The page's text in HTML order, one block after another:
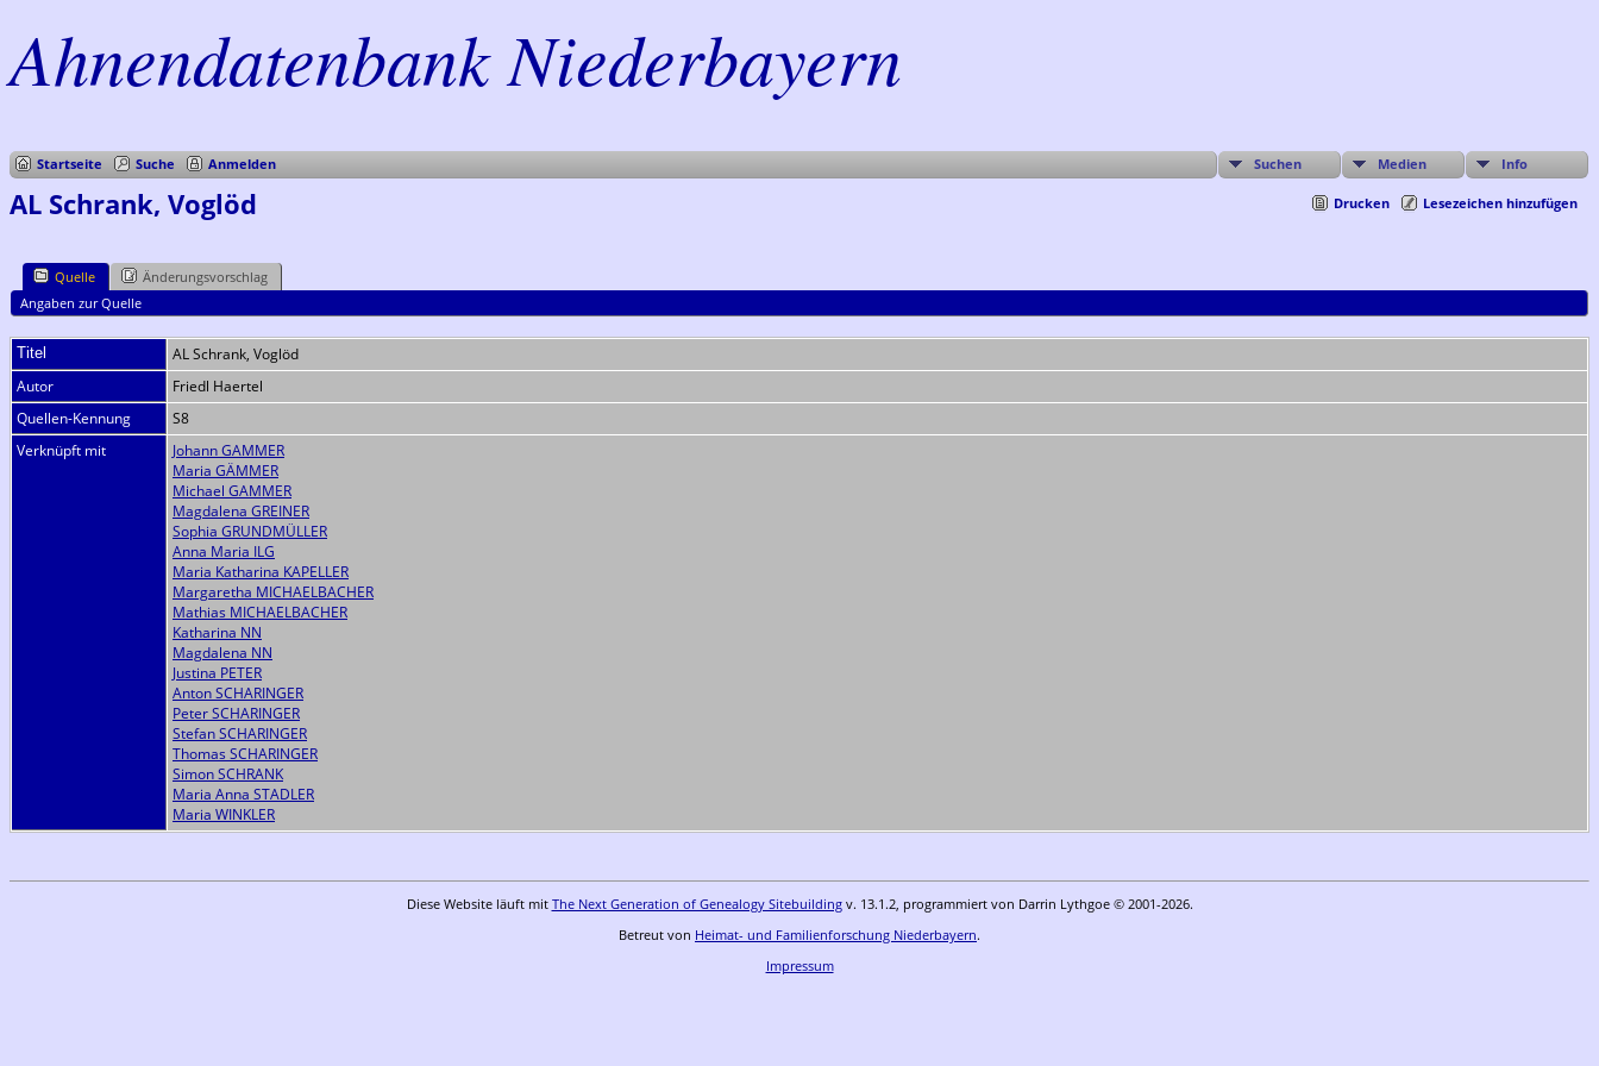
Ahnendatenbank Niederbayern
Startseite Suche Anmelden Suchen Medien Info
Drucken Lesezeichen hinzufügen
AL Schrank, Voglöd
Quelle
Änderungsvorschlag
Angaben zur Quelle
Titel
AL Schrank, Voglöd
Autor
Friedl Haertel
Quellen-Kennung
S8
Verknüpft mit
Johann GAMMER
Maria GÄMMER
Michael GAMMER
Magdalena GREINER
Sophia GRUNDMÜLLER
Anna Maria ILG
Maria Katharina KAPELLER
Margaretha MICHAELBACHER
Mathias MICHAELBACHER
Katharina NN
Magdalena NN
Justina PETER
Anton SCHARINGER
Peter SCHARINGER
Stefan SCHARINGER
Thomas SCHARINGER
Simon SCHRANK
Maria Anna STADLER
Maria WINKLER
Diese Website läuft mit The Next Generation of Genealogy Sitebuildingv. 13.1.2, programmiert von Darrin Lythgoe © 2001-2026.
Betreut von Heimat- und Familienforschung Niederbayern.
Impressum